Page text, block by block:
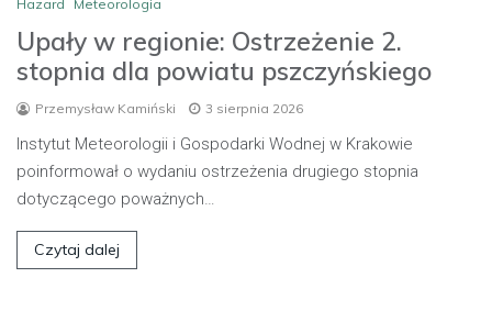
Hazard Meteorologia
Upały w regionie: Ostrzeżenie 2.
stopnia dla powiatu pszczyńskiego
Przemysław Kamiński 3 sierpnia 2026
Instytut Meteorologii i Gospodarki Wodnej w Krakowie
poinformował o wydaniu ostrzeżenia drugiego stopnia
dotyczącego poważnych…
Czytaj dalej